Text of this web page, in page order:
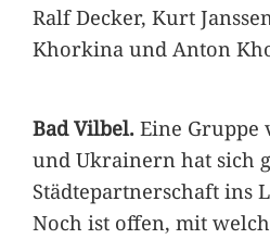
Ralf Decker, Kurt
Khorkina und Anton
Bad Vilbel.Eine Gruppe
und Ukrainern hat sich
Städtepartnerschaft ins
Noch ist offen, mit